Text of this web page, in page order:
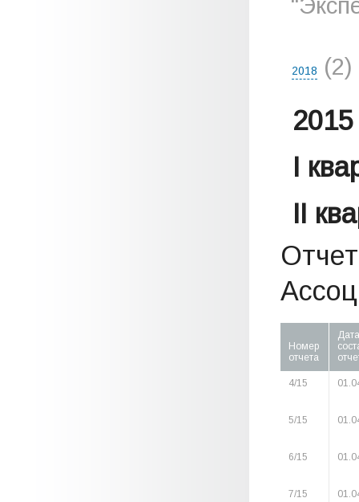
2018 (2)
I
II
Номер
отчета
Дата
4/15
5/15
6/15
7/15